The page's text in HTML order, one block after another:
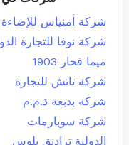
شركة أمنياس للإضاءة
شركة نوفا للتجارة
ميما فخار 1903
شركة تاتش للتجارة
شركة بدبعة ذ.م.م
شركة سوبارمات
الدولية ترادنق بلوس